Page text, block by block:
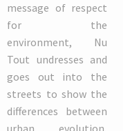
message of respect
for the
environment, Nu
Tout undresses and
goes out into the
streets to show the
differences between